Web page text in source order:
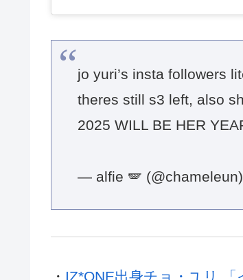
theres still s3 left, also
2025 WILL BE HER